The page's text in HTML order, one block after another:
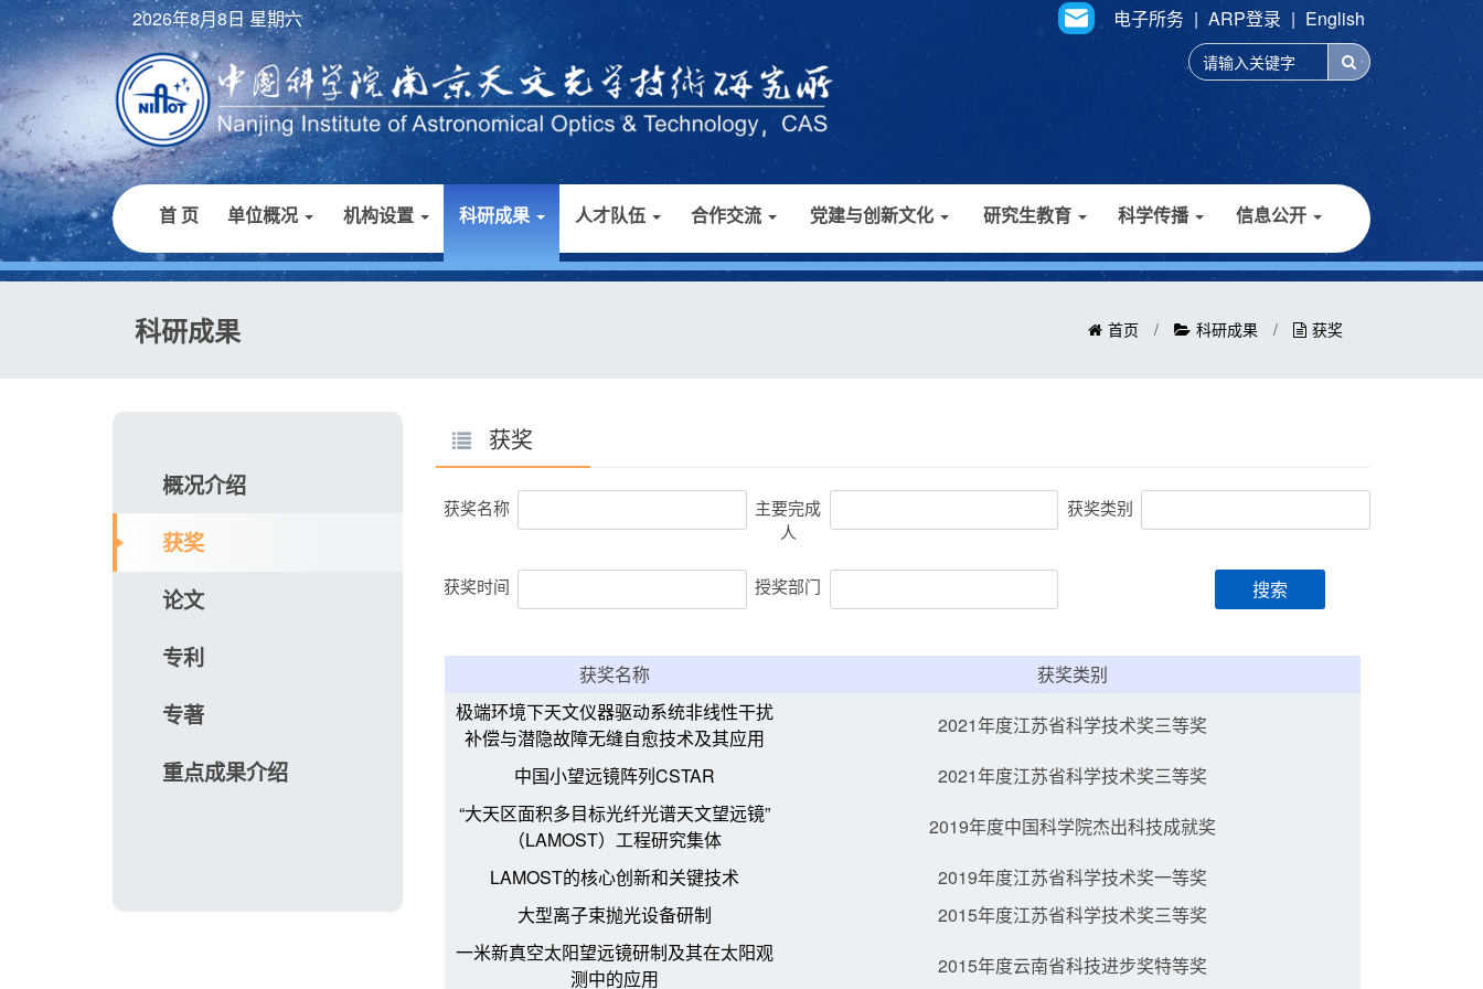
2026年8月8日 星期六 电子所务 | ARP登录 | English
首 页 单位概况 机构设置 科研成果 人才队伍 合作交流 党建与创新文化 研究生教育 科学传播 信息公开
科研成果 首页 / 科研成果 / 获奖
概况介绍
获奖
论文
专利
专著
重点成果介绍
获奖
获奖名称
主要完成
人
获奖类别
获奖时间 授奖部门 搜索
获奖名称
获奖类别
极端环境下天文仪器驱动系统非线性干扰
补偿与潜隐故障无缝自愈技术及其应用
2021年度江苏省科学技术奖三等奖
中国小望远镜阵列CSTAR
2021年度江苏省科学技术奖三等奖
“大天区面积多目标光纤光谱天文望远镜”
（LAMOST）工程研究集体
2019年度中国科学院杰出科技成就奖
LAMOST的核心创新和关键技术
2019年度江苏省科学技术奖一等奖
大型离子束抛光设备研制
2015年度江苏省科学技术奖三等奖
一米新真空太阳望远镜研制及其在太阳观
测中的应用
2015年度云南省科技进步奖特等奖